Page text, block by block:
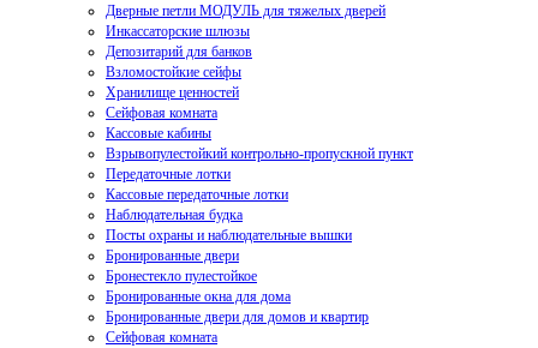
Дверные петли МОДУЛЬ для тяжелых дверей
Инкассаторские шлюзы
Депозитарий для банков
Взломостойкие сейфы
Хранилище ценностей
Сейфовая комната
Кассовые кабины
Взрывопулестойкий контрольно-пропускной пункт
Передаточные лотки
Кассовые передаточные лотки
Наблюдательная будка
Посты охраны и наблюдательные вышки
Бронированные двери
Бронестекло пулестойкое
Бронированные окна для дома
Бронированные двери для домов и квартир
Сейфовая комната